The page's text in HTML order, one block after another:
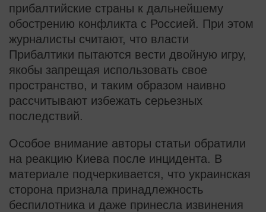
прибалтийские страны к дальнейшему
обострению конфликта с Россией. При этом
журналисты считают, что власти
Прибалтики пытаются вести двойную игру,
якобы запрещая использовать свое
пространство, и таким образом наивно
рассчитывают избежать серьезных
последствий.
Особое внимание авторы статьи обратили
на реакцию Киева после инцидента. В
материале подчеркивается, что украинская
сторона признала принадлежность
беспилотника и даже принесла извинения